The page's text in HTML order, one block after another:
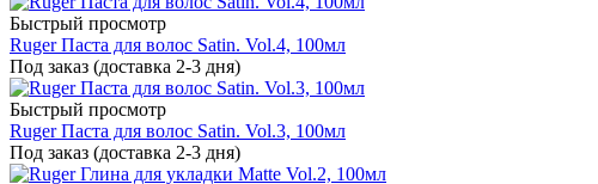
Быстрый просмотр
Ruger Паста для волос Satin. Vol.4, 100мл
Под заказ (доставка 2-3 дня)
Быстрый просмотр
Ruger Паста для волос Satin. Vol.3, 100мл
Под заказ (доставка 2-3 дня)